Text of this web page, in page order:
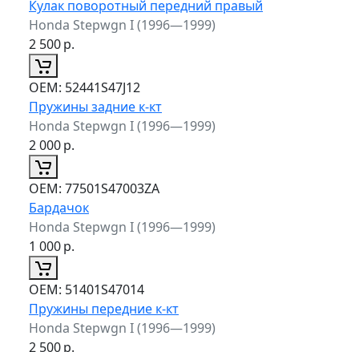
Кулак поворотный передний правый
Honda Stepwgn I (1996—1999)
2 500р.
ОЕМ: 52441S47J12
Пружины задние к-кт
Honda Stepwgn I (1996—1999)
2 000р.
ОЕМ: 77501S47003ZA
Бардачок
Honda Stepwgn I (1996—1999)
1 000р.
ОЕМ: 51401S47014
Пружины передние к-кт
Honda Stepwgn I (1996—1999)
2 500р.